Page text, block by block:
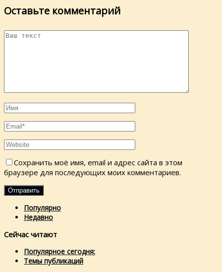
Оставьте комментарий
Сохранить моё имя, email и адрес сайта в этом
браузере для последующих моих комментариев.
Популярно
Недавно
Сейчас читают
Популярное сегодня:
Темы публикаций